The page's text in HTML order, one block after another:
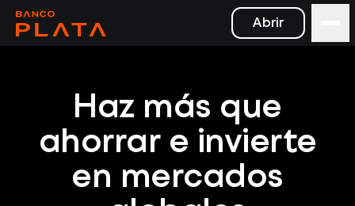
Abrir
Haz más que
ahorrar e invierte
en mercados